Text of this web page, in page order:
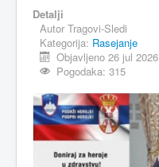
Detalji
Autor Tragovi-Sledi
Kategorija: Rasejanje
Objavljeno 26 jul 2026
Pogodaka: 315